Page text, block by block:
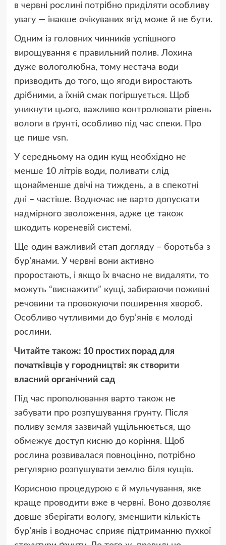
в червні рослині потрібно приділяти особливу
увагу — інакше очікуваних ягід може й не бути.
Одним із головних чинників успішного
вирощування є правильний полив. Лохина
дуже вологолюбна, тому нестача води
призводить до того, що ягоди виростають
дрібними, а їхній смак погіршується. Щоб
уникнути цього, важливо контролювати рівень
вологи в ґрунті, особливо під час спеки. Про
це пише vsn.
У середньому на один кущ необхідно не
менше 10 літрів води, поливати слід
щонайменше двічі на тиждень, а в спекотні
дні – частіше. Водночас не варто допускати
надмірного зволоження, адже це також
шкодить кореневій системі.
Ще один важливий етап догляду – боротьба з
бур’янами. У червні вони активно
проростають, і якщо їх вчасно не видаляти, то
можуть “виснажити” кущі, забираючи поживні
речовини та провокуючи поширення хвороб.
Особливо чутливими до бур’янів є молоді
рослини.
Читайте також: 10 простих порад для
початківців у городництві: як створити
власний органічний сад
Під час прополювання варто також не
забувати про розпушування ґрунту. Після
поливу земля зазвичай ущільнюється, що
обмежує доступ кисню до коріння. Щоб
рослина розвивалася повноцінно, потрібно
регулярно розпушувати землю біля кущів.
Корисною процедурою є й мульчування, яке
краще проводити вже в червні. Воно дозволяє
довше зберігати вологу, зменшити кількість
бур’янів і водночас сприяє підтриманню пухкої